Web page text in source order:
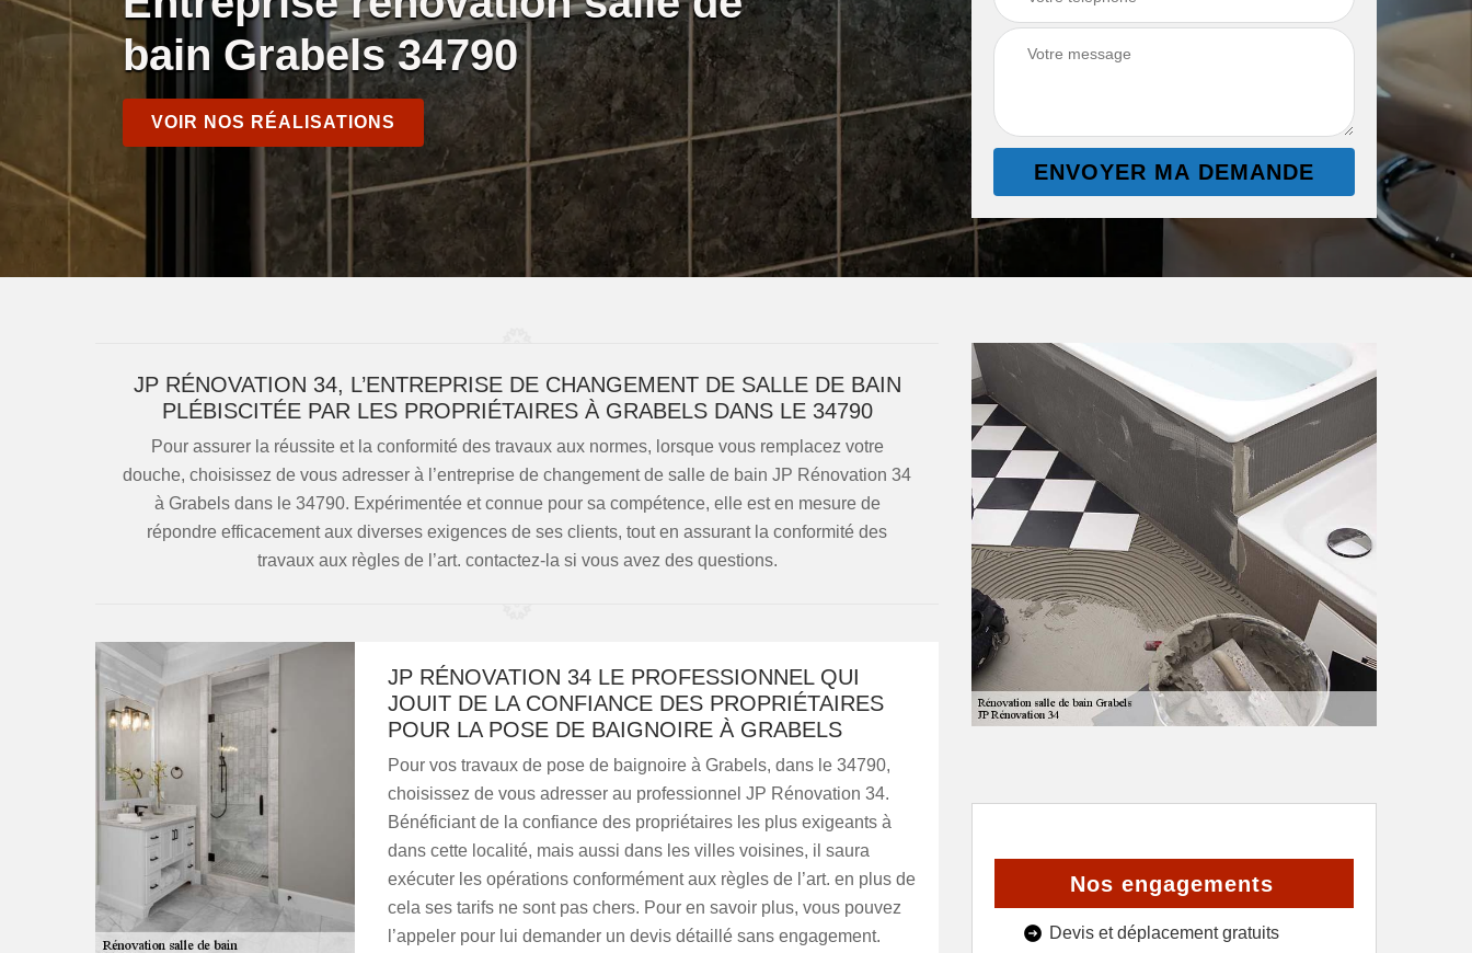
bain Grabels 34790
VOIR NOS RÉALISATIONS
JP RÉNOVATION 34, L’ENTREPRISE DE CHANGEMENT DE SALLE DE BAIN
PLÉBISCITÉE PAR LES PROPRIÉTAIRES À GRABELS DANS LE 34790
Pour assurer la réussite et la conformité des travaux aux normes, lorsque vous remplacez votre
douche, choisissez de vous adresser à l’entreprise de changement de salle de bain JP Rénovation 34
à Grabels dans le 34790. Expérimentée et connue pour sa compétence, elle est en mesure de
répondre efficacement aux diverses exigences de ses clients, tout en assurant la conformité des
travaux aux règles de l’art. contactez-la si vous avez des questions.
JP RÉNOVATION 34 LE PROFESSIONNEL QUI
JOUIT DE LA CONFIANCE DES PROPRIÉTAIRES
POUR LA POSE DE BAIGNOIRE À GRABELS
Pour vos travaux de pose de baignoire à Grabels, dans le 34790,
choisissez de vous adresser au professionnel JP Rénovation 34.
Bénéficiant de la confiance des propriétaires les plus exigeants à
dans cette localité, mais aussi dans les villes voisines, il saura
exécuter les opérations conformément aux règles de l’art. en plus de
cela ses tarifs ne sont pas chers. Pour en savoir plus, vous pouvez
l’appeler pour lui demander un devis détaillé sans engagement.
Nos engagements
Devis et déplacement gratuits